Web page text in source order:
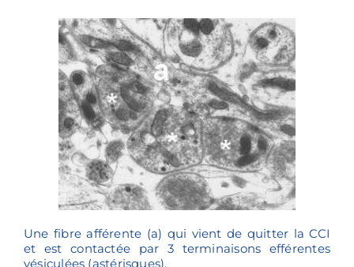
Une fibre afférente (a) qui vient de quitter la CCI
et est contactée par 3 terminaisons efférentes
vésiculées (astérisques).